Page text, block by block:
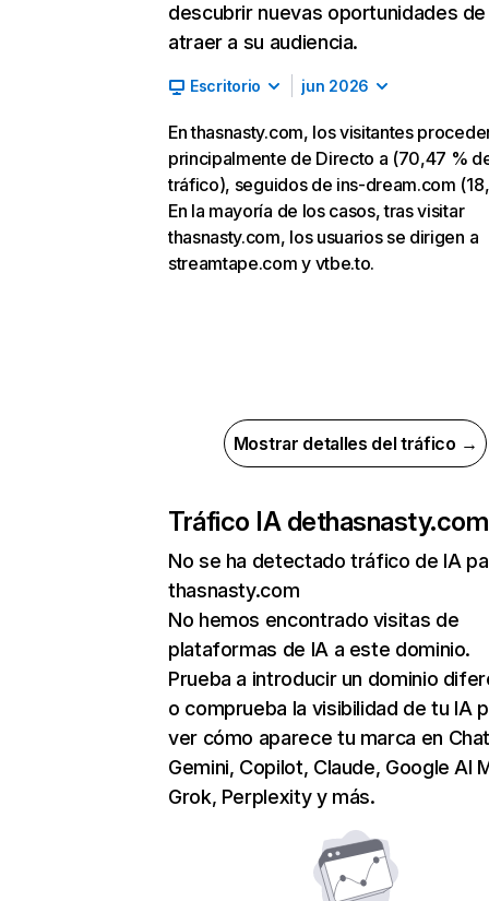
descubrir nuevas oportunidades de
atraer a su audiencia.
Escritorio jun 2026
En thasnasty.com, los visitantes
principalmente de Directo a (70,47 %
tráfico), seguidos de ins-dream.com
En la mayoría de los casos, tras visitar
thasnasty.com, los usuarios se dirigen a
streamtape.com y vtbe.to.
Mostrar detalles del tráfico →
Tráfico IA dethasnasty.com
No se ha detectado tráfico de IA
thasnasty.com
No hemos encontrado visitas de
plataformas de IA a este dominio.
Prueba a introducir un dominio
o comprueba la visibilidad de tu IA
ver cómo aparece tu marca en
Gemini, Copilot, Claude, Google AI
Grok, Perplexity y más.